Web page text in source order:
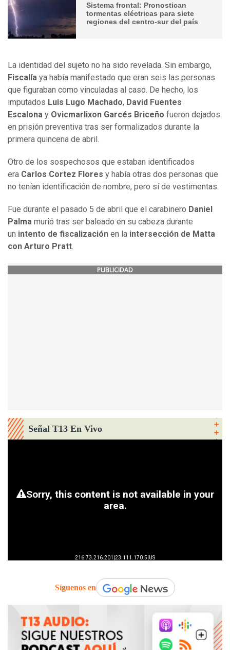
Sistema frontal: Pronostican
tormentas eléctricas para siete
regiones del centro-sur del país
La identidad del sujeto no ha sido revelada. Sin embargo,
Fiscalía ya había manifestado que eran seis las personas
que figuraban como vinculadas al caso. De hecho, los
imputados Luis Lugo Machado, David Fuentes
Escalona y Ovicmarlixon Garcés Briceño fueron dejados
en prisión preventiva tras ser formalizados durante la
primera quincena de abril.
Otro de los sospechosos que estaban identificados
era Carlos Cortez Flores y había otras dos personas que
no tenían identificación de nombre, pero sí de vestimentas.
Fue durante el pasado 5 de abril que el carabinero Daniel
Palma murió tras ser baleado en su cabeza durante
un intento de fiscalización en la intersección de Matta
con Arturo Pratt.
PUBLICIDAD
Señal T13 En Vivo
Síguenos en